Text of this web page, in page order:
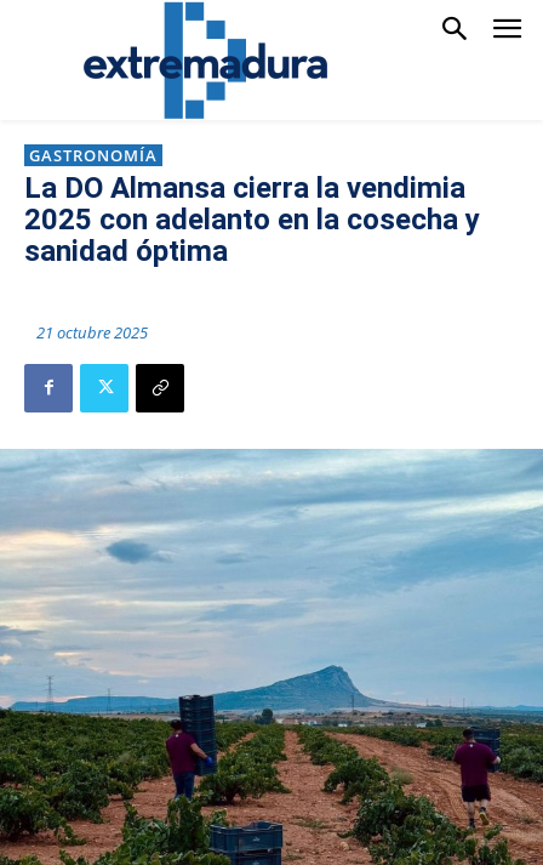
GASTRONOMÍA
La DO Almansa cierra la vendimia
2025 con adelanto en la cosecha y
sanidad óptima
21 octubre 2025